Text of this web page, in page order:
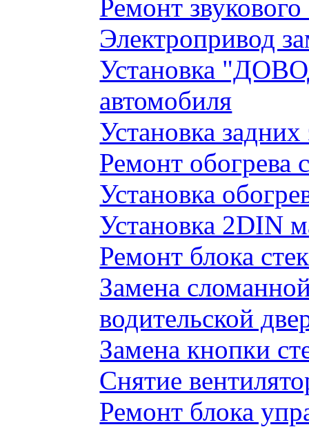
Ремонт
Электропривод
Установка
автомобиля
Установка
Ремонт обогрева
Установка
Установка 2DIN
Ремонт блока
Замена
водительской
Замена кнопки
Снятие
Ремонт блока